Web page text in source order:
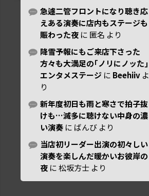
急遽二管フロントになり聴き応
えある演奏に店内もステージも
賑わった夜 に 匿名 より
降雪予報にもご来店下さった
方々も大満足の｢ノリにノッた｣
エンタメステージ に Beehiiv よ
り
新年度初日も雨と寒さで拍子抜
けも…滅多に聴けない中身の濃
い演奏 に ばんび より
当店初リーダー出演の初々しい
演奏を楽しんだ暖かいお彼岸の
夜 に松坂方士 より